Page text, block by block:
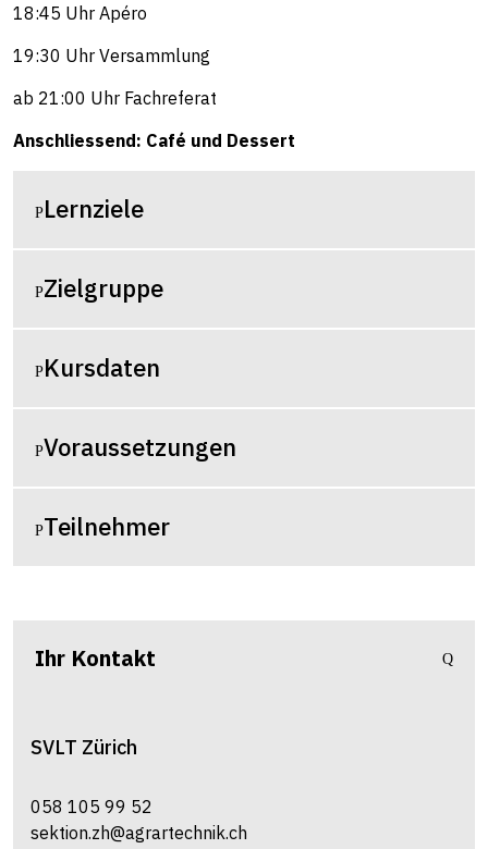
18:45 Uhr Apéro
19:30 Uhr Versammlung
ab 21:00 Uhr Fachreferat
Anschliessend: Café und Dessert
Lernziele
Zielgruppe
Kursdaten
Voraussetzungen
Teilnehmer
Ihr Kontakt
SVLT Zürich
058 105 99 52
sektion.zh@agrartechnik.ch